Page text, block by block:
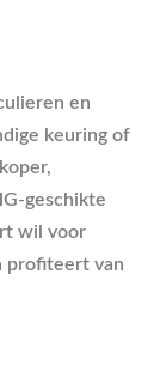
en
keuring of
geschikte
wil voor
profiteert van